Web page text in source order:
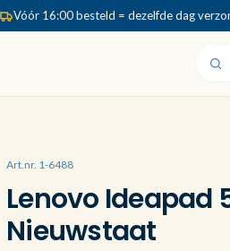
Vóór 16:00 besteld = dezelfde dag
Art.nr. 1-6488
Lenovo Ideapad
Nieuwstaat